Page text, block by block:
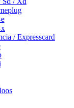
x
/ Expresscard